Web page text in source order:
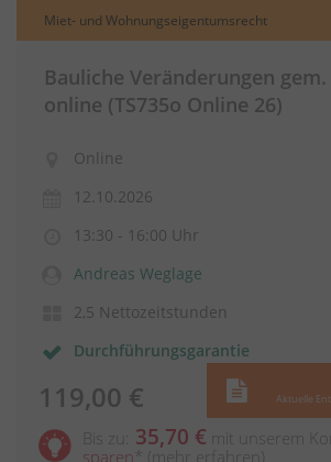
Miet- und Wohnungseigentumsrecht
Bauliche Veränderungen gem.
online (TS735o Online 26)
Online
12.10.2026
13:30 - 16:00 Uhr
Andreas Weglage
2,5 Nettozeitstunden
Durchführungsgarantie
119,00 €
Bis zu: 35,70 € mit unserem
sparen
(mehr erfahren)
Aktuelle